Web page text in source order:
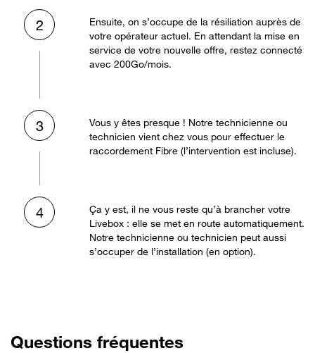
2
Ensuite, on s’occupe de la résiliation auprès de
votre opérateur actuel. En attendant la mise en
service de votre nouvelle offre, restez connecté
avec 200Go/mois.
3
Vous y êtes presque ! Notre technicienne ou
technicien vient chez vous pour effectuer le
raccordement Fibre (l’intervention est incluse).
4
Ça y est, il ne vous reste qu’à brancher votre
Livebox : elle se met en route automatiquement.
Notre technicienne ou technicien peut aussi
s’occuper de l’installation (en option).
Questions fréquentes